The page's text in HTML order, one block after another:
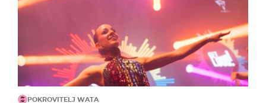
POKROVITELJ WATA